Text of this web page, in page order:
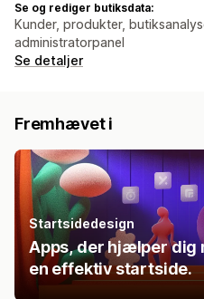
Se og rediger butiksdata:
Kunder, produkter,
administratorpanel
Se detaljer
Fremhævet i
Startsidedesign
Apps, der hjælper dig
en effektiv startside.